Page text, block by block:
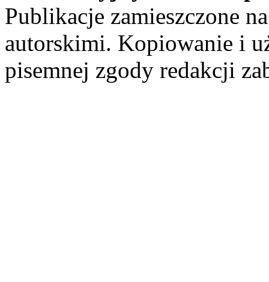
Publikacje zamieszczone
autorskimi. Kopiowanie i
pisemnej zgody redakcji